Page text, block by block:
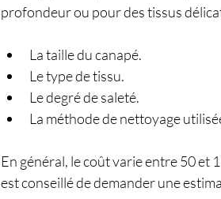
profondeur ou pour des tissus
La taille du canapé.
Le type de tissu.
Le degré de saleté.
La méthode de nettoyage
En général, le coût varie entre 50 et
est conseillé de demander une